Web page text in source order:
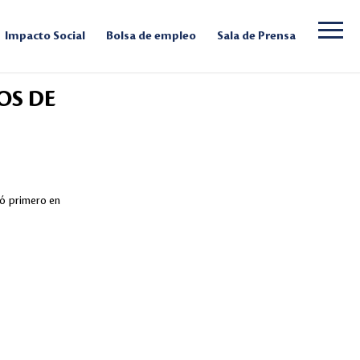
Impacto Social Bolsa de empleo Sala de Prensa
DE
primero en